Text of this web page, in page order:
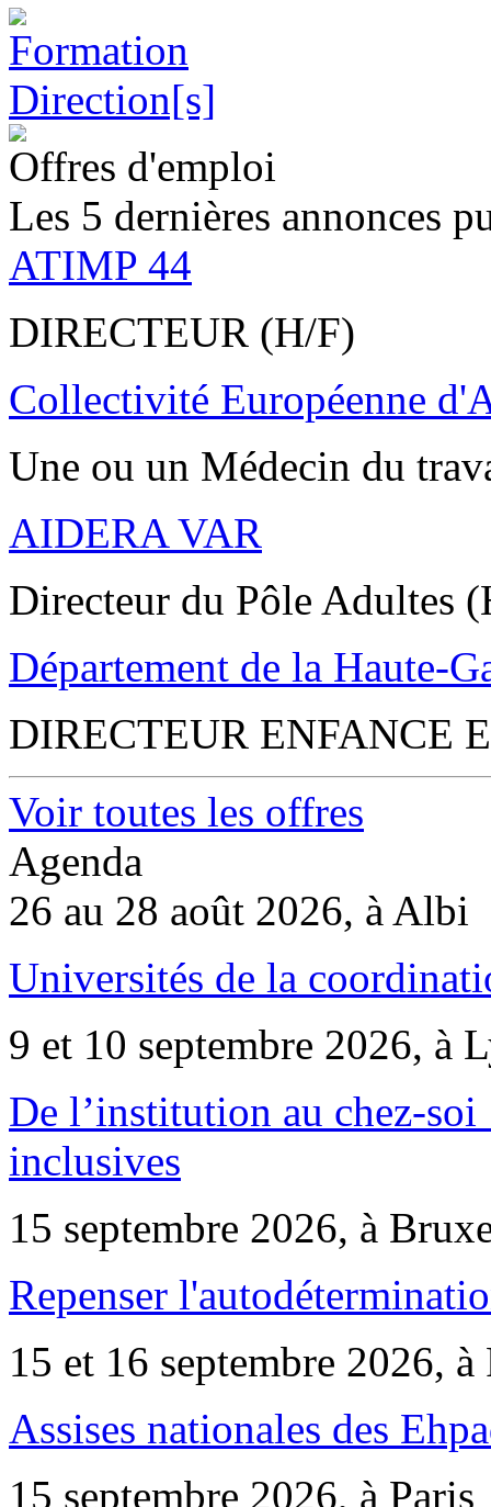
Offres d'emploi
Les 5 dernières annonces
ATIMP 44
DIRECTEUR (H/F)
Collectivité Européenne
Une ou un Médecin du
AIDERA VAR
Directeur du Pôle Adultes
Département de la Haute-
DIRECTEUR ENFANCE
Voir toutes les offres
Agenda
26 au 28 août 2026, à Albi
Universités de la
9 et 10 septembre 2026, à
De l’institution au chez-
inclusives
15 septembre 2026, à
Repenser
15 et 16 septembre 2026, à
Assises nationales des
15 septembre 2026, à Paris